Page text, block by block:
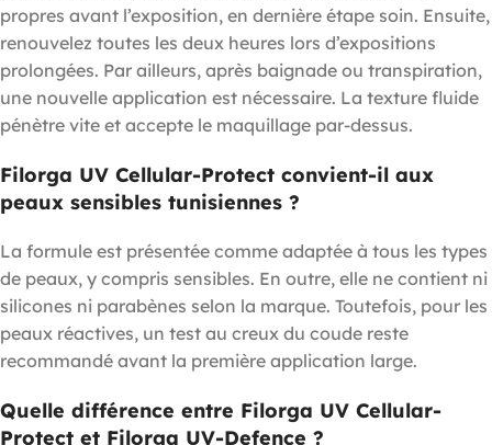
propres avant l’exposition, en dernière étape soin. Ensuite,
renouvelez toutes les deux heures lors d’expositions
prolongées. Par ailleurs, après baignade ou transpiration,
une nouvelle application est nécessaire. La texture fluide
pénètre vite et accepte le maquillage par-dessus.
Filorga UV Cellular-Protect convient-il aux
peaux sensibles tunisiennes ?
La formule est présentée comme adaptée à tous les types
de peaux, y compris sensibles. En outre, elle ne contient ni
silicones ni parabènes selon la marque. Toutefois, pour les
peaux réactives, un test au creux du coude reste
recommandé avant la première application large.
Quelle différence entre Filorga UV Cellular-
Protect et Filorga UV-Defence ?